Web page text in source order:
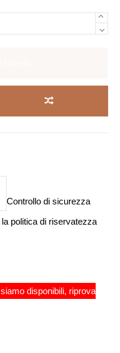
Controllo di sicurezza
politica di riservatezza
disponibili, riprova